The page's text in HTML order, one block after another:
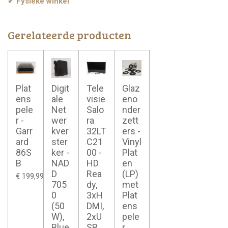
Gerelateerde producten
Plat
ens
pele
r -
Garr
ard
86S
B
€ 199,99
Digit
ale
Net
wer
kver
ster
ker -
NAD
D
705
0
(50
W),
Tele
visie
Salo
ra
32LT
C21
00 -
HD
Rea
dy,
3xH
DMI,
2xU
Glaz
eno
nder
zett
ers -
Vinyl
Plat
en
(LP)
met
Plat
ens
pele